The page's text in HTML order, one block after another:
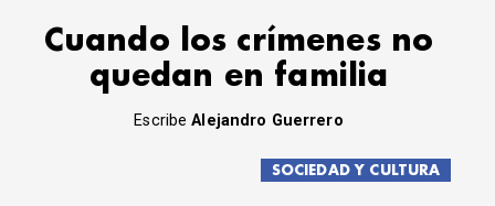
Cuando los crímenes no
quedan en familia
EscribeAlejandro Guerrero
SOCIEDAD Y CULTURA